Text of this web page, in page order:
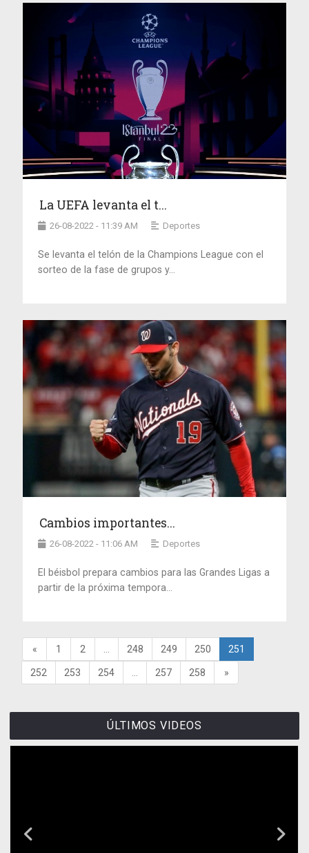
La UEFA levanta el t...
26-08-2022 - 11:39 AM Deportes
Se levanta el telón de la Champions League con el
sorteo de la fase de grupos y...
Cambios importantes...
26-08-2022 - 11:06 AM Deportes
El béisbol prepara cambios para las Grandes Ligas a
partir de la próxima tempora...
« 1 2 248 249 250 251
252 253 254 257 258 »
ÚLTIMOS VIDEOS